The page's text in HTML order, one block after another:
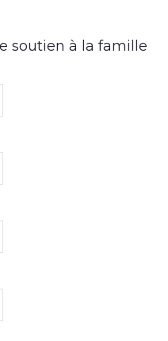
soutien à la famille